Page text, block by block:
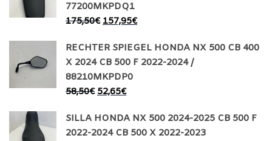
77200MKPDQ1
175,50€ 157,95€
RECHTER SPIEGEL HONDA NX 500 CB 400
X 2024 CB 500 F 2022-2024 /
88210MKPDP0
58,50€ 52,65€
SILLA HONDA NX 500 2024-2025 CB 500 F
2022-2024 CB 500 X 2022-2023